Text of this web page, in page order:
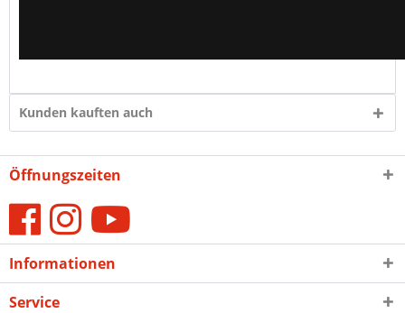
Kunden kauften auch
Öffnungszeiten
Informationen
Service